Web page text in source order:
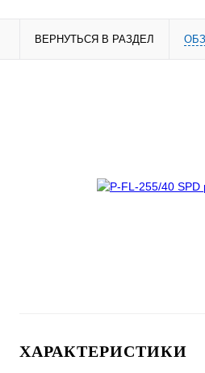
ВЕРНУТЬСЯ В РАЗДЕЛ
ХАРАКТЕРИСТИКИ